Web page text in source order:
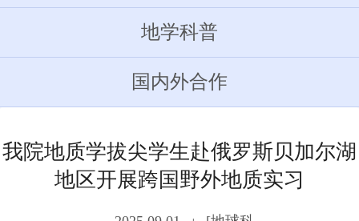
地学科普
国内外合作
我院地质学拔尖学生赴俄罗斯贝加尔湖
地区开展跨国野外地质实习